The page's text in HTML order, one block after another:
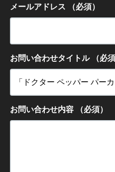
メールアドレス （必須）
お問い合わせタイトル （必須
お問い合わせ内容 （必須）